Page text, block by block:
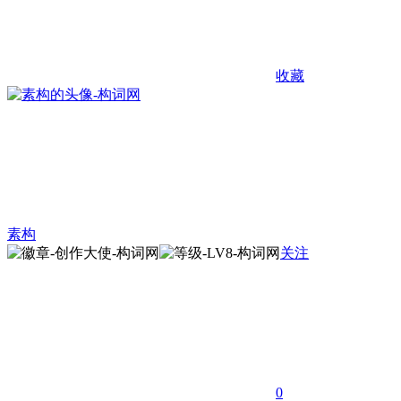
收藏
素构
关注
0